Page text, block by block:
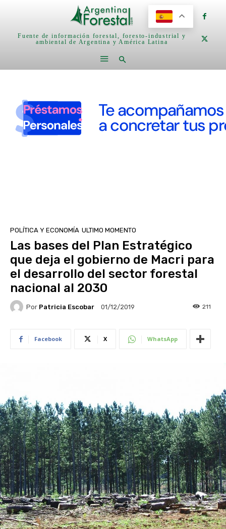
Fuente de información forestal, foresto-industrial y
ambiental de Argentina y América Latina
POLÍTICA Y ECONOMÍA ULTIMO MOMENTO
Las bases del Plan Estratégico
que deja el gobierno de Macri para
el desarrollo del sector forestal
nacional al 2030
Por Patricia Escobar 01/12/2019 211
Facebook X WhatsApp